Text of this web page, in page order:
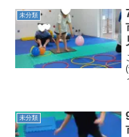
未分類
未分類